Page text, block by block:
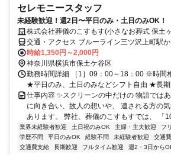
セレモニースタッフ
未経験歓迎！週2日〜平日のみ・土日のみOK！
株式会社葬儀のこすもす(小さなお葬式 保土
交通・アクセス ブルーライン三ツ沢上町駅
時給1,350円～2,000円
神奈川県横浜市保土ケ谷区
勤務時間詳細 ［1］09：00～18：00 ※時間
★平日のみ、土日のみなどシフト自由 ★長期
仕事内容 ✨スクリーンの中だけの 物語では
に向き合い、故人の想いや、 遺される方の
あります。 弊社、葬儀のこすもすでは、 「
業界未経験者歓迎 土日祝のみOK 主婦・主夫歓迎 フ
学歴不問
平日のみOK 経験不問 未経験者歓迎 交通
交通費支給
長期歓迎 フルタイム歓迎 週2・3日から